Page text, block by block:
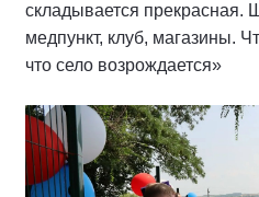
складывается прекрасная.
медпункт, клуб, магазины.
что село возрождается»